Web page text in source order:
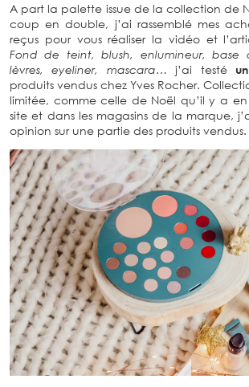
A part la palette issue de la collection de
coup en double, j’ai rassemblé mes
reçus pour vous réaliser la vidéo et
Fond de teint, blush, enlumineur,
lèvres, eyeliner, mascara… j’ai testé
produits vendus chez Yves Rocher.
limitée, comme celle de Noël qu’il y a
site et dans les magasins de la marque,
opinion sur une partie des produits vendus.